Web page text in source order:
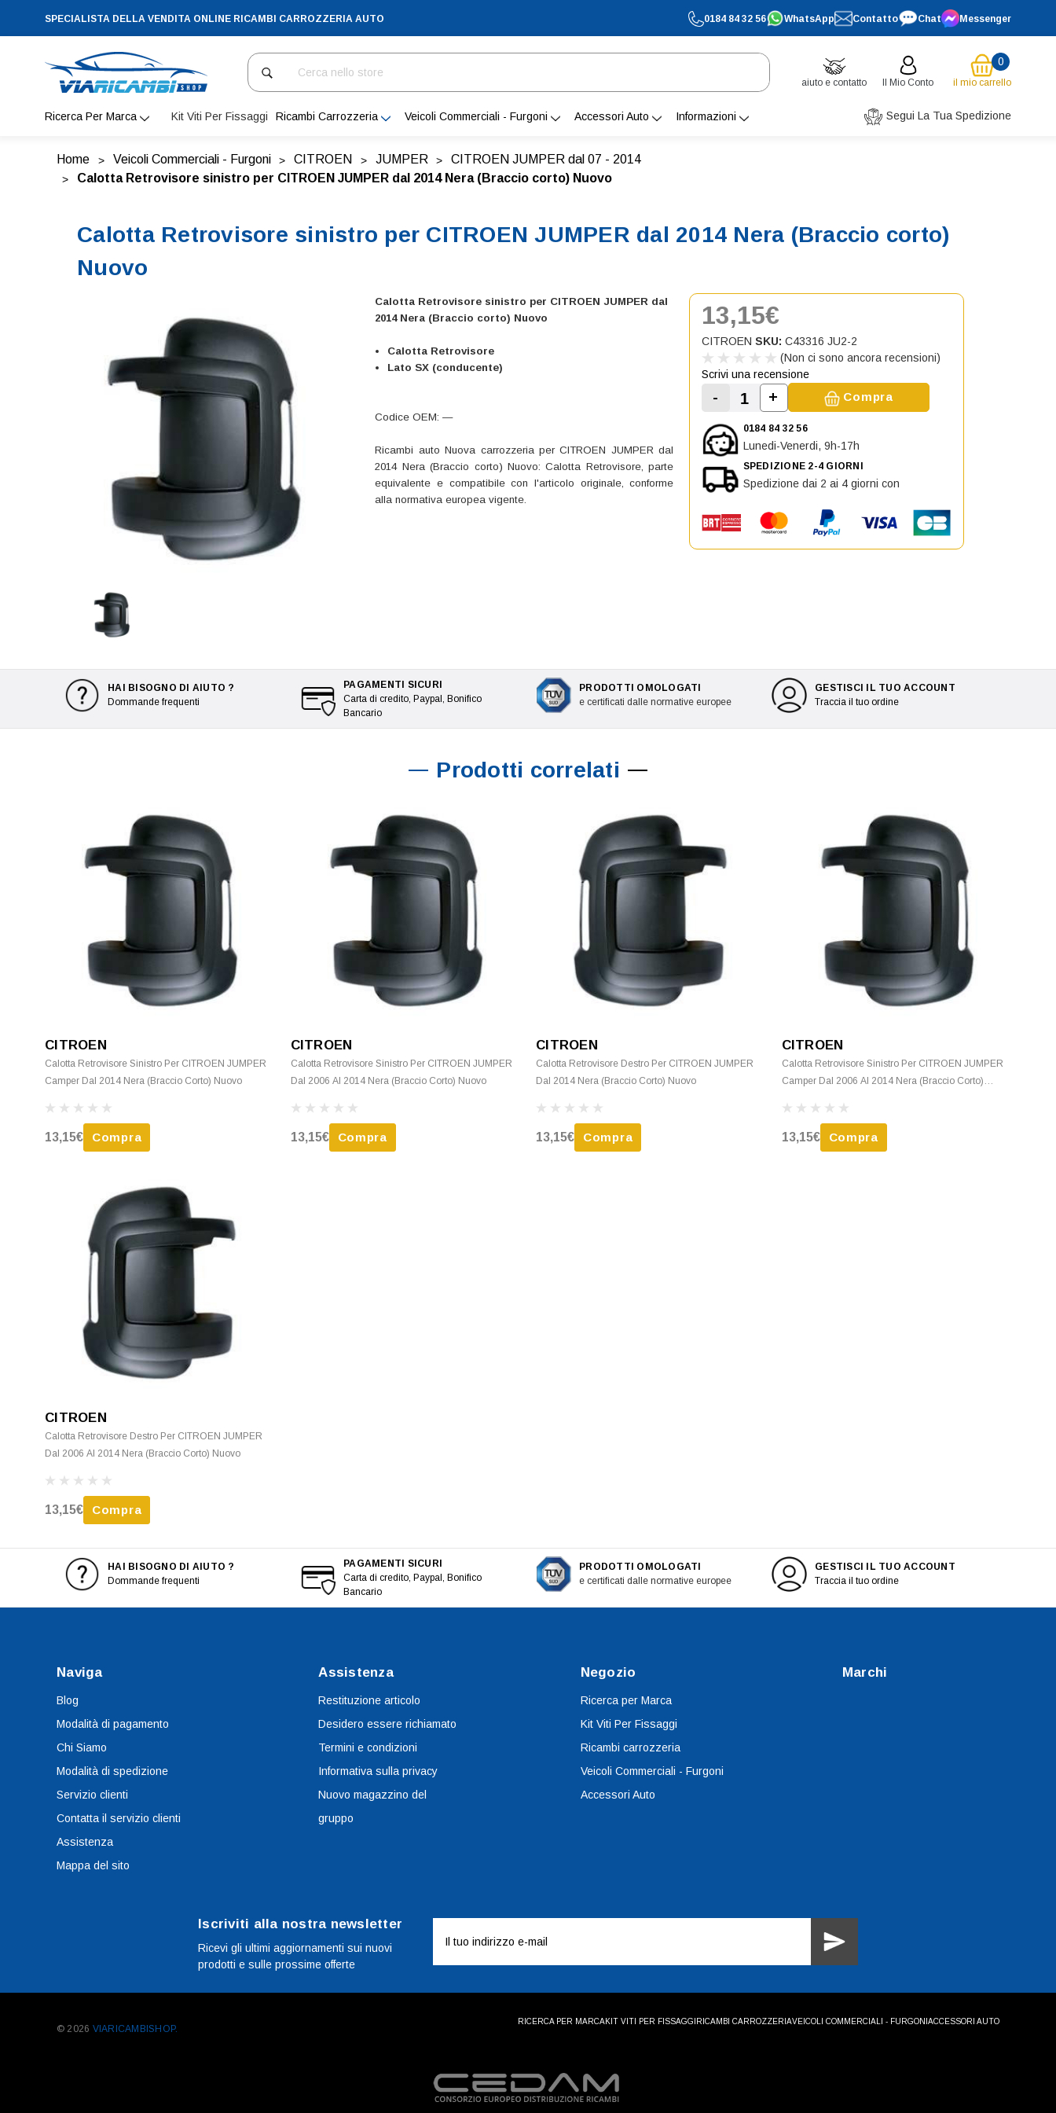
SPECIALISTA DELLA VENDITA ONLINE RICAMBI CARROZZERIA AUTO 0184 84 32 56 WhatsApp Contatto Chat Messenger
Cerca
aiuto e contatto Il Mio Conto
0
il mio carrello
Ricerca Per Marca Kit Viti Per Fissaggi Ricambi Carrozzeria Veicoli Commerciali - Furgoni Accessori Auto Informazioni Segui La Tua Spedizione
Home Veicoli Commerciali - Furgoni CITROEN JUMPER
CITROEN JUMPER dal 07 - 2014
Calotta Retrovisore sinistro per CITROEN JUMPER dal 2014 Nera (Braccio corto) Nuovo
Calotta Retrovisore sinistro per CITROEN JUMPER dal 2014 Nera (Braccio corto)
Nuovo
Calotta Retrovisore sinistro per CITROEN JUMPER dal
2014 Nera (Braccio corto) Nuovo
Calotta Retrovisore
Lato SX (conducente)
Codice OEM: —
Ricambi auto Nuova carrozzeria per CITROEN JUMPER dal
2014 Nera (Braccio corto) Nuovo: Calotta Retrovisore, parte
equivalente e compatibile con l'articolo originale, conforme
alla normativa europea vigente.
13,15€
CITROEN SKU: C43316 JU2-2
(Non ci sono ancora recensioni)
Scrivi una recensione
Diminuisci la quantità di Calotta Retrovisore sinistro
-
Aumenta la quantità di Calotta Retrovisore
+ Compra
0184 84 32 56
Lunedi-Venerdi, 9h-17h
SPEDIZIONE 2-4 GIORNI
Spedizione dai 2 ai 4 giorni con
HAI BISOGNO DI AIUTO ?
Dommande frequenti
PAGAMENTI SICURI
Carta di credito, Paypal, Bonifico
Bancario
PRODOTTI OMOLOGATI
e certificati dalle normative europee
GESTISCI IL TUO ACCOUNT
Traccia il tuo ordine
Prodotti correlati
CITROEN
Calotta Retrovisore Sinistro Per CITROEN JUMPER
Camper Dal 2014 Nera (Braccio Corto) Nuovo
13,15€ Compra
CITROEN
Calotta Retrovisore Sinistro Per CITROEN JUMPER
Dal 2006 Al 2014 Nera (Braccio Corto) Nuovo
13,15€ Compra
CITROEN
Calotta Retrovisore Destro Per CITROEN JUMPER
Dal 2014 Nera (Braccio Corto) Nuovo
13,15€ Compra
CITROEN
Calotta Retrovisore Sinistro Per CITROEN JUMPER
Camper Dal 2006 Al 2014 Nera (Braccio Corto)
13,15€ Compra
CITROEN
Calotta Retrovisore Destro Per CITROEN JUMPER
Dal 2006 Al 2014 Nera (Braccio Corto) Nuovo
13,15€ Compra
HAI BISOGNO DI AIUTO ?
Dommande frequenti
PAGAMENTI SICURI
Carta di credito, Paypal, Bonifico
Bancario
PRODOTTI OMOLOGATI
e certificati dalle normative europee
GESTISCI IL TUO ACCOUNT
Traccia il tuo ordine
Naviga
Blog
Modalità di pagamento
Chi Siamo
Modalità di spedizione
Servizio clienti
Contatta il servizio clienti
Assistenza
Mappa del sito
Assistenza
Restituzione articolo
Desidero essere richiamato
Termini e condizioni
Informativa sulla privacy
Nuovo magazzino del
gruppo
Negozio
Ricerca per Marca
Kit Viti Per Fissaggi
Ricambi carrozzeria
Veicoli Commerciali - Furgoni
Accessori Auto
Marchi
Iscriviti alla nostra newsletter
Ricevi gli ultimi aggiornamenti sui nuovi
prodotti e sulle prossime offerte
mail
© 2026 VIARICAMBISHOP.
RICERCA PER MARCAKIT VITI PER FISSAGGI RICAMBI CARROZZERIAVEICOLI COMMERCIALI - FURGONI ACCESSORI AUTO